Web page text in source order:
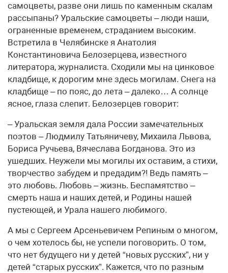
самоцветы, разве они лишь по каменным скалам
рассыпаны? Уральские самоцветы – люди наши,
ограненные временем, страданием высоким.
Встретила в Челябинске я Анатолия
Константиновича Белозерцева, известного
литератора, журналиста. Сходили мы на цинковое
кладбище, к дорогим мне здесь могилам. Снега на
кладбище – по пояс, до лета – далеко… А солнце
ясное, глаза слепит. Белозерцев говорит:
– Уральская земля дала России замечательных
поэтов – Людмилу Татьяничеву, Михаила Львова,
Бориса Ручьева, Вячеслава Богданова. Это из
ушедших. Неужели мы могилы их оставим, а стихи,
творчество забудем и предадим?! Ведь память –
это любовь. Любовь – жизнь. Беспамятство –
смерть наша и наших детей, и Родины нашей
пустеющей, и Урала нашего любимого.
А мы с Сергеем Арсеньевичем Репиным о многом,
о чем хотелось бы, не успели поговорить. О том,
что нет будущего ни у детей “новых русских”, ни у
детей “старых русских”. Кажется, что по разным